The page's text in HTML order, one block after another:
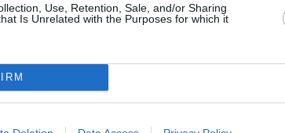
Use, Retention, Sale, and/or Sharing
Is Unrelated with the Purposes for which it